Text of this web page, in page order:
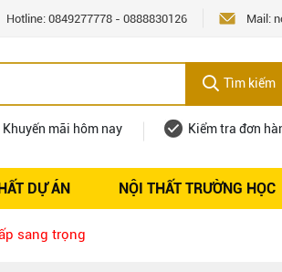
Hotline: 0849277778 - 0888830126 Mail:
Tìm kiếm
Khuyến mãi hôm nay Kiểm tra đơn
DỰ ÁN NỘI THẤT TRƯỜNG HỌC
sang trọng